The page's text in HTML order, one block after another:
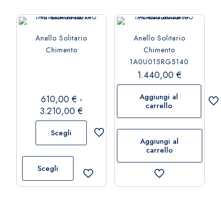
Le
possono
essere
del
prodotto
Le
possono
essere
scelte
nella
pagina
del
Anello Solitario
Chimento
610,00€ -
3.210,00€
di
prezzo:
da
610,00 €
a
3.210,00 €
Scegli
Scegli
più
Anello Solitario
Chimento
1A0U015RG5140
1.440,00€
Aggiungi al
carrello
Aggiungi al
carrello